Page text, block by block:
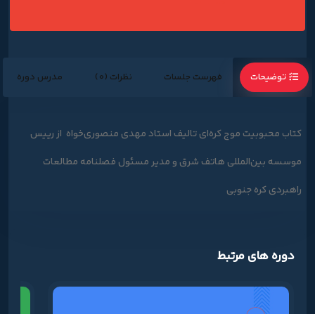
توضیحات فهرست جلسات نظرات (0) مدرس دوره
کتاب محبوبیت موج کره‌ای تالیف استاد مهدی منصوری‌خواه از رییس
موسسه بین‌المللی هاتف شرق و مدیر مسئول فصلنامه مطالعات
راهبردی کره جنوبی
دوره های مرتبط